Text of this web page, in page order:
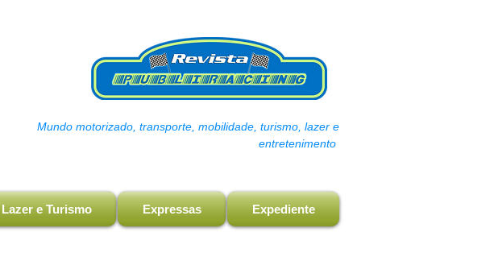
Mundo motorizado, transporte, mobilidade, turismo, lazer e
entretenimento
Lazer e Turismo Expressas Expediente